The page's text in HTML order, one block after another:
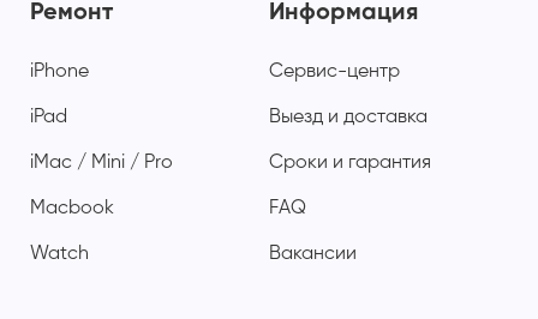
Ремонт
iPhone
iPad
iMac / Mini / Pro
Macbook
Watch
Информация
Сервис-центр
Выезд и доставка
Сроки и гарантия
FAQ
Вакансии